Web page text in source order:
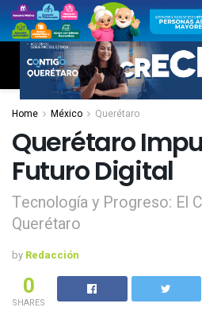
Home México Querétaro
Querétaro
Futuro Digital
Tecnología y Progreso: El
Querétaro
by Redacción
0
SHARES